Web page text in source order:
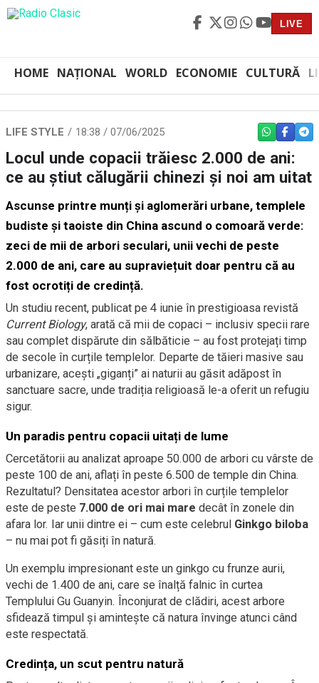
LIVE
HOME NAȚIONAL WORLD ECONOMIE CULTURĂ
LIFE STYLE 18:38 / 07/06/2025 WHATSAPP
Locul unde copacii trăiesc 2.000 de ani:
ce au știut călugării chinezi și noi am uitat
Ascunse printre munți și aglomerări urbane, templele
budiste și taoiste din China ascund o comoară verde:
zeci de mii de arbori seculari, unii vechi de peste
2.000 de ani, care au supraviețuit doar pentru că au
fost ocrotiți de credință.
Un studiu recent, publicat pe 4 iunie în prestigioasa revistă
Current Biology, arată că mii de copaci – inclusiv specii rare
sau complet dispărute din sălbăticie – au fost protejați timp
de secole în curțile templelor. Departe de tăieri masive sau
urbanizare, acești „giganți” ai naturii au găsit adăpost în
sanctuare sacre, unde tradiția religioasă le-a oferit un refugiu
sigur.
Un paradis pentru copacii uitați de lume
Cercetătorii au analizat aproape 50.000 de arbori cu vârste de
peste 100 de ani, aflați în peste 6.500 de temple din China.
Rezultatul? Densitatea acestor arbori în curțile templelor
este de peste 7.000 de ori mai mare decât în zonele din
afara lor. Iar unii dintre ei – cum este celebrul Ginkgo biloba
– nu mai pot fi găsiți în natură.
Un exemplu impresionant este un ginkgo cu frunze aurii,
vechi de 1.400 de ani, care se înalță falnic în curtea
Templului Gu Guanyin. Înconjurat de clădiri, acest arbore
sfidează timpul și amintește că natura învinge atunci când
este respectată.
Credința, un scut pentru natură